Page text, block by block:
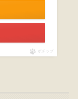
ポチップ